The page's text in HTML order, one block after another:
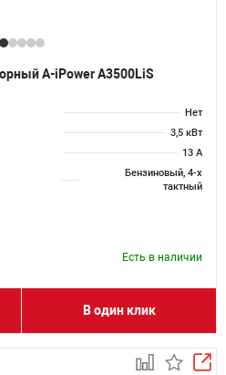
A-iPower A3500LiS
Нет
3,5 кВт
13 А
Бензиновый, 4-х
тактный
Есть в наличии
В один клик